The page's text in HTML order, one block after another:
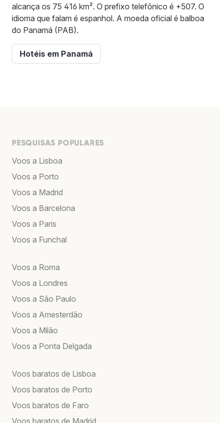
alcança os 75 416 km². O prefixo telefônico é +507. O
idioma que falam é espanhol. A moeda oficial é balboa
do Panamá (PAB).
Hotéis em Panamá
PESQUISAS POPULARES
Voos a Lisboa
Voos a Porto
Voos a Madrid
Voos a Barcelona
Voos a Paris
Voos a Funchal
Voos a Roma
Voos a Londres
Voos a São Paulo
Voos a Amesterdão
Voos a Milão
Voos a Ponta Delgada
Voos baratos de Lisboa
Voos baratos de Porto
Voos baratos de Faro
Voos baratos de Madrid